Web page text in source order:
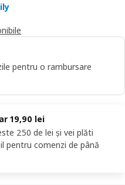
pentru o rambursare
19,90 lei
250 de lei și vei plăti
pentru comenzi de până